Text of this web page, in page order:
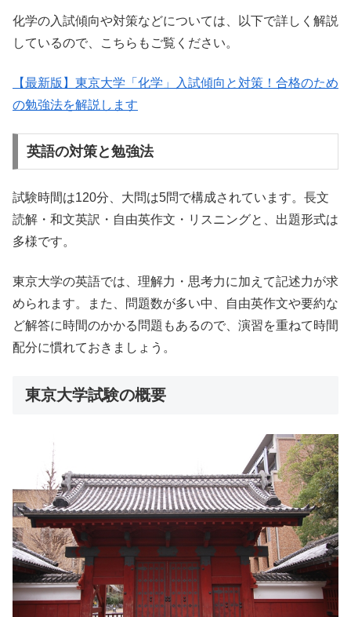
化学の入試傾向や対策などについては、以下で詳しく解説
しているので、こちらもご覧ください。
【最新版】東京大学「化学」入試傾向と対策！合格のため
の勉強法を解説します
英語の対策と勉強法
試験時間は120分、大問は5問で構成されています。長文
読解・和文英訳・自由英作文・リスニングと、出題形式は
多様です。
東京大学の英語では、理解力・思考力に加えて記述力が求
められます。また、問題数が多い中、自由英作文や要約な
ど解答に時間のかかる問題もあるので、演習を重ねて時間
配分に慣れておきましょう。
東京大学試験の概要